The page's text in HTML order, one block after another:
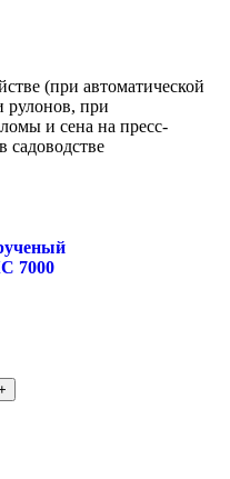
(при автоматической
рулонов, при
и сена на пресс-
садоводстве
7000